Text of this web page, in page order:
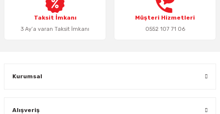
Taksit İmkanı
3 Ay’a varan Taksit İmkanı
Müşteri Hizmetleri
0552 107 71 06
Kurumsal
Alışveriş